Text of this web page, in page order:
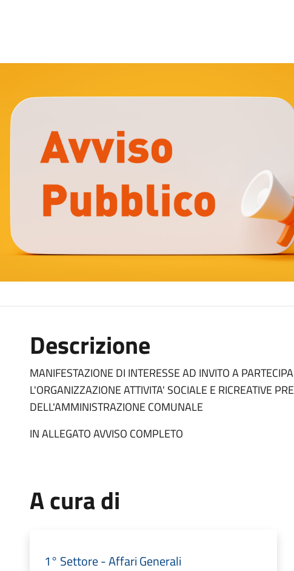
Descrizione
MANIFESTAZIONE DI INTERESSE AD INVITO A
L'ORGANIZZAZIONE ATTIVITA' SOCIALE E RICREATIVE
DELL'AMMINISTRAZIONE COMUNALE
IN ALLEGATO AVVISO COMPLETO
A cura di
1° Settore - Affari Generali